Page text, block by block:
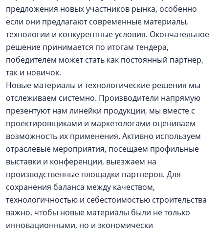
предложения новых участников рынка, особенно
если они предлагают современные материалы,
технологии и конкурентные условия. Окончательное
решение принимается по итогам тендера,
победителем может стать как постоянный партнер,
так и новичок.
Новые материалы и технологические решения мы
отслеживаем системно. Производители напрямую
презентуют нам линейки продукции, мы вместе с
проектировщиками и маркетологами оцениваем
возможность их применения. Активно используем
отраслевые мероприятия, посещаем профильные
выставки и конференции, выезжаем на
производственные площадки партнеров. Для
сохранения баланса между качеством,
технологичностью и себестоимостью строительства
важно, чтобы новые материалы были не только
инновационными, но и экономически